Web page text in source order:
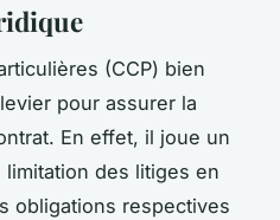
(CCP) bien
pour assurer la
En effet, il joue un
des litiges en
obligations respectives